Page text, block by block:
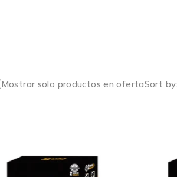
Mostrar solo productos en ofertaSort by